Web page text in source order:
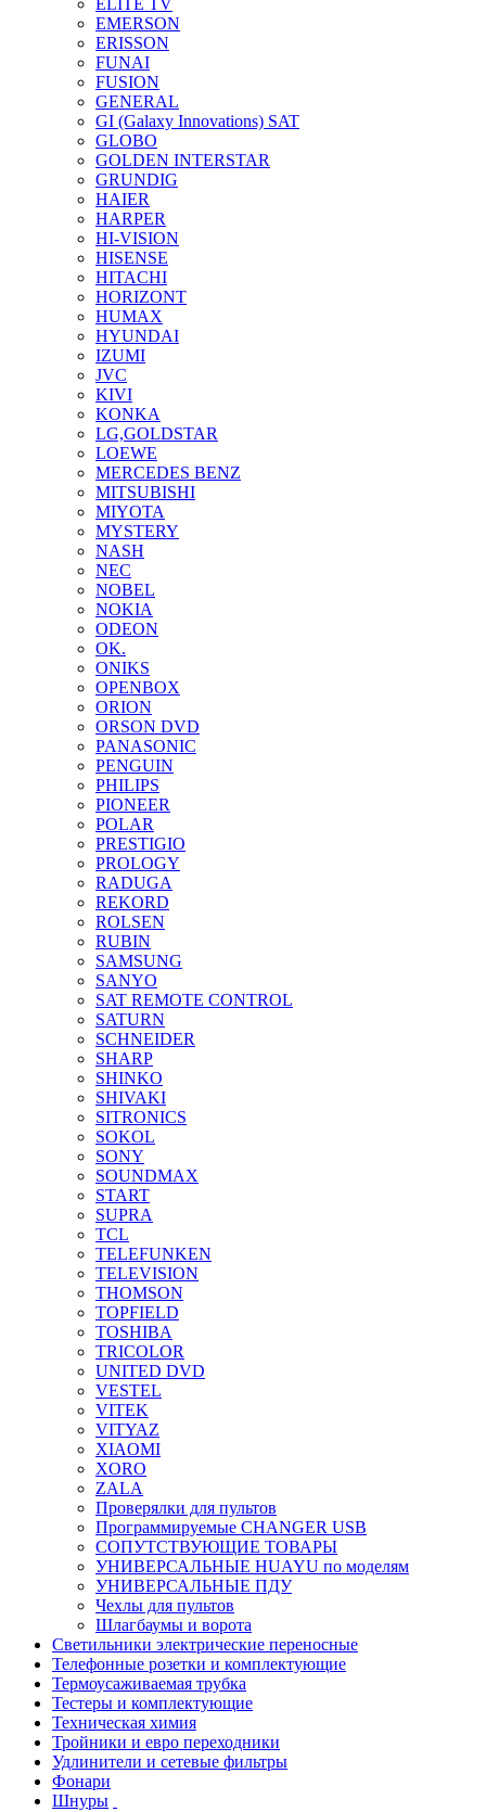
ELITE TV
EMERSON
ERISSON
FUNAI
FUSION
GENERAL
GI (Galaxy Innovations) SAT
GLOBO
GOLDEN INTERSTAR
GRUNDIG
HAIER
HARPER
HI-VISION
HISENSE
HITACHI
HORIZONT
HUMAX
HYUNDAI
IZUMI
JVC
KIVI
KONKA
LG,GOLDSTAR
LOEWE
MERCEDES BENZ
MITSUBISHI
MIYOTA
MYSTERY
NASH
NEC
NOBEL
NOKIA
ODEON
OK.
ONIKS
OPENBOX
ORION
ORSON DVD
PANASONIC
PENGUIN
PHILIPS
PIONEER
POLAR
PRESTIGIO
PROLOGY
RADUGA
REKORD
ROLSEN
RUBIN
SAMSUNG
SANYO
SAT REMOTE CONTROL
SATURN
SCHNEIDER
SHARP
SHINKO
SHIVAKI
SITRONICS
SOKOL
SONY
SOUNDMAX
START
SUPRA
TCL
TELEFUNKEN
TELEVISION
THOMSON
TOPFIELD
TOSHIBA
TRICOLOR
UNITED DVD
VESTEL
VITEK
VITYAZ
XIAOMI
XORO
ZALA
Проверялки для пультов
Программируемые CHANGER USB
СОПУТСТВУЮЩИЕ ТОВАРЫ
УНИВЕРСАЛЬНЫЕ HUAYU по моделям
УНИВЕРСАЛЬНЫЕ ПДУ
Чехлы для пультов
Шлагбаумы и ворота
Светильники электрические переносные
Телефонные розетки и комплектующие
Термоусаживаемая трубка
Тестеры и комплектующие
Техническая химия
Тройники и евро переходники
Удлинители и сетевые фильтры
Фонари
Шнуры